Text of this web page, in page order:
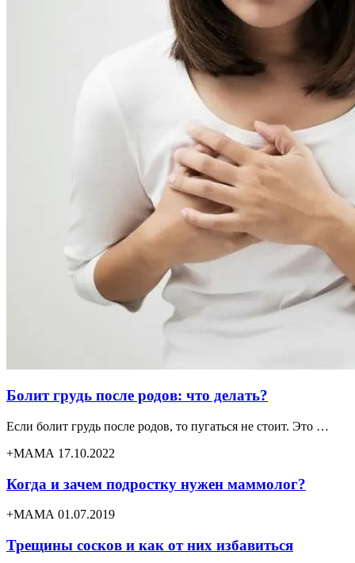
Болит грудь после родов: что делать?
Если болит грудь после родов, то пугаться не стоит. Это …
+МАМА 17.10.2022
Когда и зачем подростку нужен маммолог?
+МАМА 01.07.2019
Трещины сосков и как от них избавиться